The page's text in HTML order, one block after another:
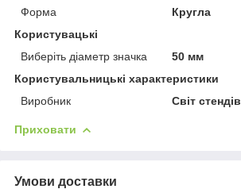
Форма
Кругла
Користувацькі
Виберіть діаметр значка
50 мм
Користувальницькі характеристики
Виробник
Світ стендів
Приховати
Умови доставки